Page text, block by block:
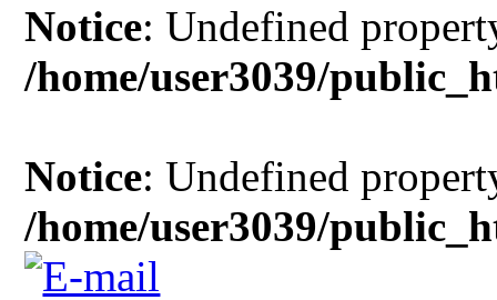
Notice: Undefined
/home/user3039/
Notice: Undefined
/home/user3039/